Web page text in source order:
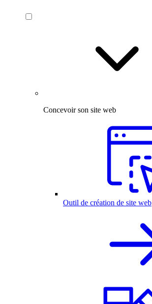
Concevoir son site web
Outil de création de site web